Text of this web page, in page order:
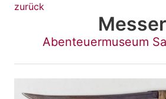
zurück
Messer
Abenteuermuseum